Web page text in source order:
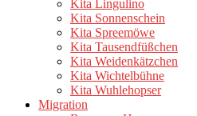
Kita Lingulino
Kita Sonnenschein
Kita Spreemöwe
Kita Tausendfüßchen
Kita Weidenkätzchen
Kita Wichtelbühne
Kita Wuhlehopser
Migration